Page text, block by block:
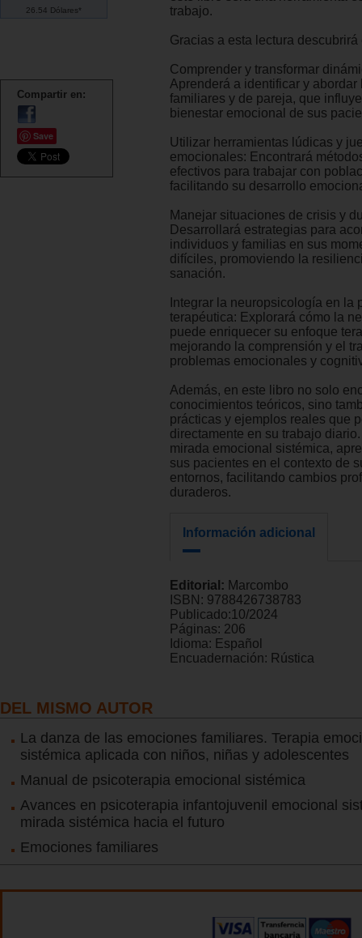
26.54 Dólares*
Compartir en:
Save
trabajo.
Gracias a esta lectura descubrirá
Comprender y transformar
Aprenderá a identificar y abordar
familiares y de pareja, que
bienestar emocional de sus
Utilizar herramientas lúdicas y
emocionales: Encontrará
efectivos para trabajar con
facilitando su desarrollo
Manejar situaciones de crisis y
Desarrollará estrategias para
individuos y familias en sus
difíciles, promoviendo la
sanación.
Integrar la neuropsicología en la
terapéutica: Explorará cómo la
puede enriquecer su enfoque
mejorando la comprensión y el
problemas emocionales y
Además, en este libro no solo
conocimientos teóricos, sino
prácticas y ejemplos reales que
directamente en su trabajo
mirada emocional sistémica,
sus pacientes en el contexto de
entornos, facilitando cambios
duraderos.
Información adicional
Editorial: Marcombo
ISBN: 9788426738783
Publicado:10/2024
Páginas: 206
Idioma: Español
Encuadernación: Rústica
DEL MISMO AUTOR
La danza de las emociones familiares. Terapia
sistémica aplicada con niños, niñas y adolescentes
Manual de psicoterapia emocional sistémica
Avances en psicoterapia infantojuvenil emocional
mirada sistémica hacia el futuro
Emociones familiares